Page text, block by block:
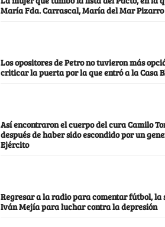
María Fda. Carrascal, María del Mar
Los opositores de Petro no tuvieron más
criticar la puerta por la que entró a la Casa
Así encontraron el cuerpo del cura Camilo
después de haber sido escondido por un
Ejército
Regresar a la radio para comentar fútbol, la
Iván Mejía para luchar contra la depresión